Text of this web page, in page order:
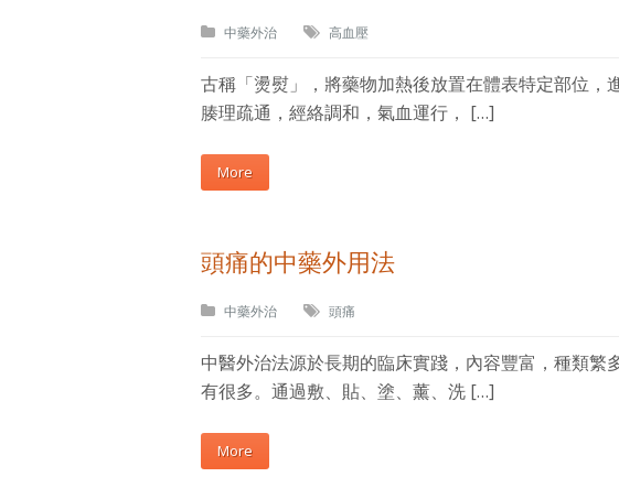
中藥外治 高血壓
古稱「燙熨」，將藥物加熱後放置在體表特定部位，
腠理疏通，經絡調和，氣血運行， […]
More
頭痛的中藥外用法
中藥外治 頭痛
中醫外治法源於長期的臨床實踐，內容豐富，種類繁
有很多。通過敷、貼、塗、薰、洗 […]
More